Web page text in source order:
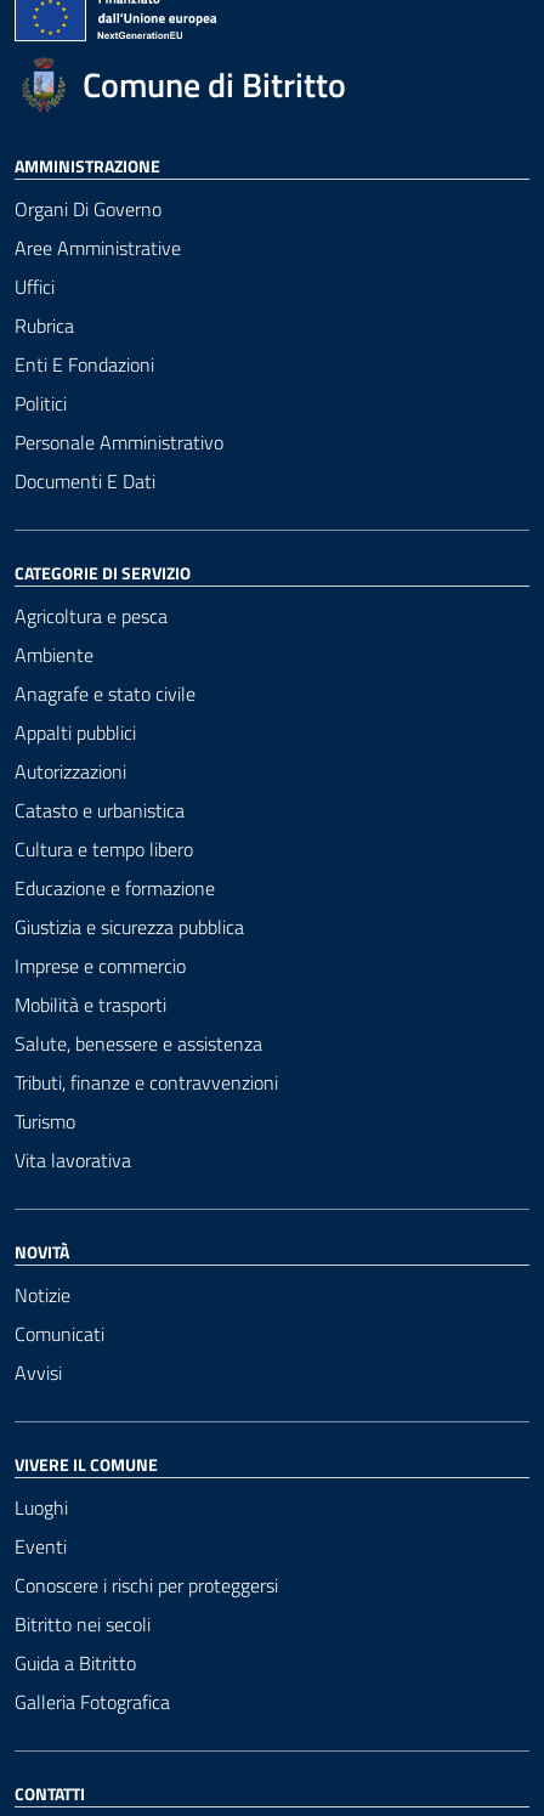
Comune di Bitritto
AMMINISTRAZIONE
Organi Di Governo
Aree Amministrative
Uffici
Rubrica
Enti E Fondazioni
Politici
Personale Amministrativo
Documenti E Dati
CATEGORIE DI SERVIZIO
Agricoltura e pesca
Ambiente
Anagrafe e stato civile
Appalti pubblici
Autorizzazioni
Catasto e urbanistica
Cultura e tempo libero
Educazione e formazione
Giustizia e sicurezza pubblica
Imprese e commercio
Mobilità e trasporti
Salute, benessere e assistenza
Tributi, finanze e contravvenzioni
Turismo
Vita lavorativa
NOVITÀ
Notizie
Comunicati
Avvisi
VIVERE IL COMUNE
Luoghi
Eventi
Conoscere i rischi per proteggersi
Bitritto nei secoli
Guida a Bitritto
Galleria Fotografica
CONTATTI